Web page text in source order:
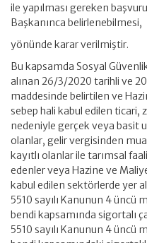
ile yapılması gereken
Başkanınca belirlenebilmesi,
yönünde karar verilmiştir.
Bu kapsamda Sosyal
alınan 26/3/2020 tarihli ve
maddesinde belirtilen ve
sebep hali kabul edilen ticari,
nedeniyle gerçek veya basit
olanlar, gelir vergisinden
kayıtlı olanlar ile tarımsal
edenler veya Hazine ve
kabul edilen sektörlerde yer
5510 sayılı Kanunun 4 üncü
bendi kapsamında sigortalı
5510 sayılı Kanunun 4 üncü